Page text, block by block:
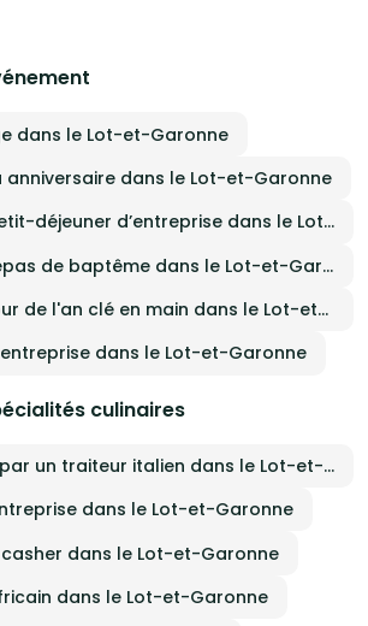
dans le Lot-et-Garonne
anniversaire dans le Lot-et-Garonne
Traiteur pour petit-déjeuner d’entreprise dans le Lot-et-Garonne
Traiteur pour repas de baptême dans le Lot-et-Garonne
Menu traiteur jour de l'an clé en main dans le Lot-et-Garonne
dans le Lot-et-Garonne
culinaires
Pizzas et pâtes par un traiteur italien dans le Lot-et-Garonne
dans le Lot-et-Garonne
dans le Lot-et-Garonne
dans le Lot-et-Garonne